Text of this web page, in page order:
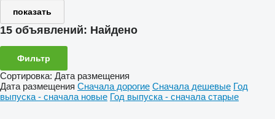
показать
15 объявлений: Найдено
Фильтр
Сортировка: Дата размещения
Дата размещения Сначала дорогие Сначала дешевые Год
выпуска - сначала новые Год выпуска - сначала старые